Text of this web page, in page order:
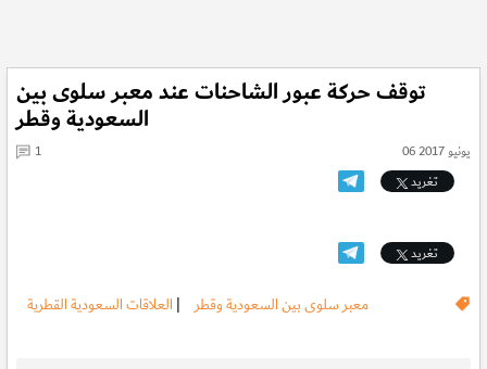
توقف حركة عبور الشاحنات عند معبر سلوى بين
السعودية وقطر
06 يونيو 2017
1
تغريد
تغريد
معبر سلوى بين السعودية وقطر | العلاقات السعودية القطرية